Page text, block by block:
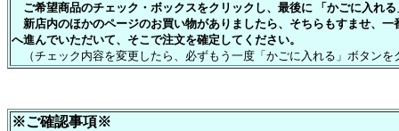
ご希望商品のチェック・ボックスをクリックし、最後に 「かごに入れ
新店内のほかのページのお買い物がありましたら、そちらもすませ、一
へ進んでいただいて、そこで注文を確定してください。
（チェック内容を変更したら、必ずもう一度「かごに入れる」ボタン
※ご確認事項※